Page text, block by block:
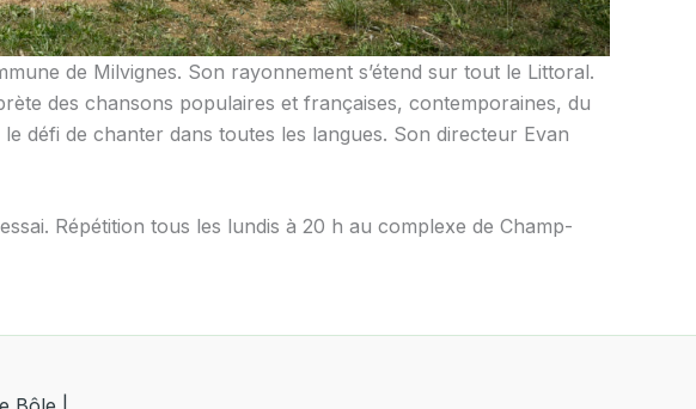
de Milvignes. Son rayonnement s’étend sur tout le Littoral.
des chansons populaires et françaises, contemporaines, du
défi de chanter dans toutes les langues. Son directeur Evan
Répétition tous les lundis à 20 h au complexe de Champ-